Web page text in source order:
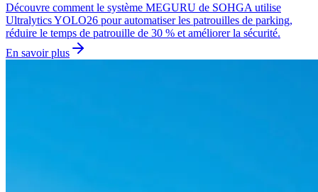
Découvre comment le système MEGURU de SOHGA utilise
Ultralytics YOLO26 pour automatiser les patrouilles de parking,
réduire le temps de patrouille de 30 % et améliorer la sécurité.
En savoir plus